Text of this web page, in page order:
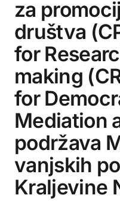
za
društva
for
making
for
Mediation
podržava
vanjskih
Kraljevine